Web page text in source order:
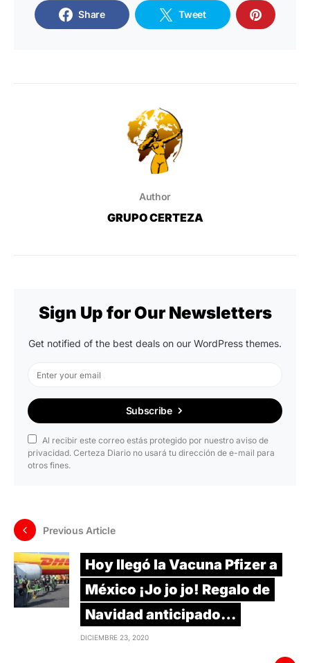
Share Tweet
Author
GRUPO CERTEZA
Sign Up for Our Newsletters
Get notified of the best deals on our WordPress themes.
Subscribe
Al recibir este correo estás protegido por nuestro aviso de
privacidad. Certeza Diario no usará tu dirección de e-mail para
otros fines.
Previous Article
Hoy llegó la Vacuna Pfizer a
México ¡Jo jo jo! Regalo de
Navidad anticipado…
DICIEMBRE 23, 2020